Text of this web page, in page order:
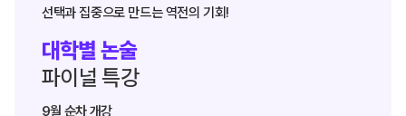
대학별 논술
파이널 특강
9월 순차 개강